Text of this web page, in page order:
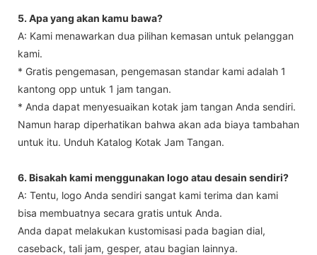
5. Apa yang akan kamu bawa?
A: Kami menawarkan dua pilihan kemasan untuk pelanggan
kami.
* Gratis pengemasan, pengemasan standar kami adalah 1
kantong opp untuk 1 jam tangan.
* Anda dapat menyesuaikan kotak jam tangan Anda sendiri.
Namun harap diperhatikan bahwa akan ada biaya tambahan
untuk itu. Unduh Katalog Kotak Jam Tangan.
6. Bisakah kami menggunakan logo atau desain sendiri?
A: Tentu, logo Anda sendiri sangat kami terima dan kami
bisa membuatnya secara gratis untuk Anda.
Anda dapat melakukan kustomisasi pada bagian dial,
caseback, tali jam, gesper, atau bagian lainnya.